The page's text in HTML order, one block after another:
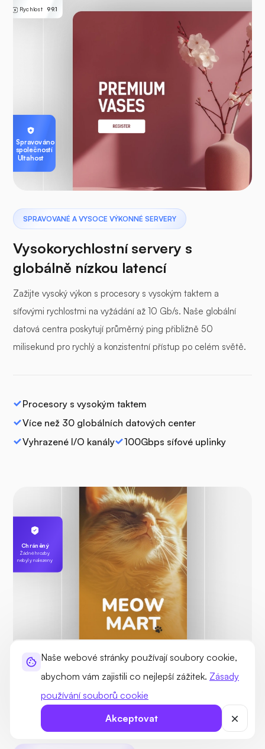
Naše webové stránky používají soubory cookie,
abychom vám zajistili co nejlepší zážitek. Zásady
používání souborů cookie
Akceptovat
SPRAVOVANÉ A VYSOCE VÝKONNÉ SERVERY
Vysokorychlostní servery s
globálně nízkou latencí
Zažijte vysoký výkon s procesory s vysokým taktem a
síťovými rychlostmi na vyžádání až 10 Gb/s. Naše globální
datová centra poskytují průměrný ping přibližně 50
milisekund pro rychlý a konzistentní přístup po celém světě.
Procesory s vysokým taktem
Více než 30 globálních datových center
Vyhrazené I/O kanály
100Gbps síťové uplinky
Rychlost 99.1
Spravováno
společností
Ultahost
Chráněný
Žádné hrozby
nebyly nalezeny
servírka